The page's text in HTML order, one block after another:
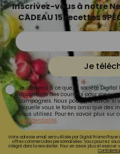
Inscrivez-vous à notre
CADEAU 15 recettes
Je
Je consens à ce que la société
d'ouverture des courriels pour
campagnes. Nous pourrons savoir si
laquelle vous le faites ainsi que des
vous utilisez. Pour en savoir plus sur
confidentialité.
Votre adresse email sera utilisée par Digital Prisma
offres commerciales personnalisées. Vous pourrez
intégré dans la newsletter. Pour en savoir plus et exercer